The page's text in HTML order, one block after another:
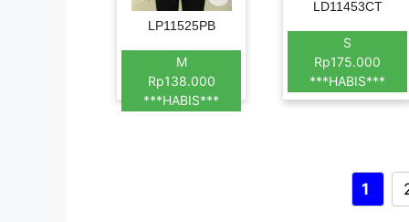
LP11525PB
M
Rp138.000
***HABIS***
LD11453CT
S
Rp175.000
***HABIS***
Page
1